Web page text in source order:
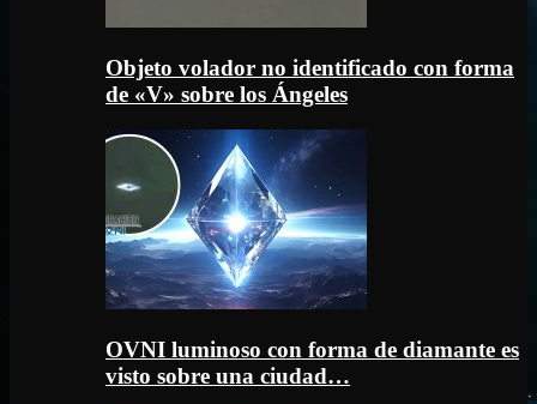
Objeto volador no identificado con forma
de «V» sobre los Ángeles
OVNI luminoso con forma de diamante es
visto sobre una ciudad…